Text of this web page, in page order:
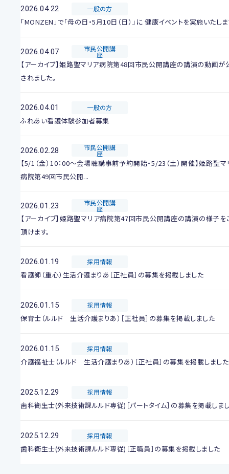
2026.04.22 一般の方
「MONZEN」で「母の日・5月10日（日）」に 健康イベントを実施いたしま
2026.04.07 市民公開講
座
【アーカイブ】姫路聖マリア病院第48回市民公開講座の講演の動画が
されました。
2026.04.01 一般の方
ふれあい看護体験参加者募集
2026.02.28 市民公開講
座
【5/1（金）10：00～会場聴講事前予約開始・5/23（土）開催】姫路聖マ
病院第49回市民公開...
2026.01.23 市民公開講
座
【アーカイブ】姫路聖マリア病院第47回市民公開講座の講演の様子を
頂けます。
2026.01.19 採用情報
看護師（重心）生活介護まりあ［正社員］の募集を掲載しました
2026.01.15 採用情報
保育士（ルルド 生活介護まりあ）［正社員］の募集を掲載しました
2026.01.15 採用情報
介護福祉士（ルルド 生活介護まりあ）［正社員］の募集を掲載しました
2025.12.29 採用情報
歯科衛生士(外来技術課ルルド専従)［パートタイム］の募集を掲載しま
2025.12.29 採用情報
歯科衛生士(外来技術課ルルド専従)［正職員］の募集を掲載しました